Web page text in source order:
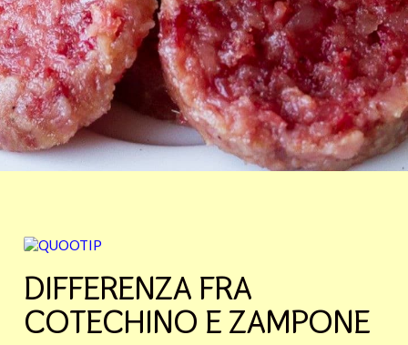
DIFFERENZA FRA
COTECHINO E ZAMPONE